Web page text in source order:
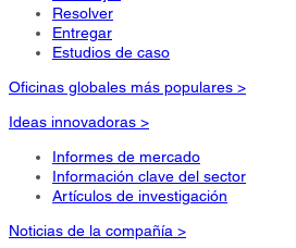
Resolver
Entregar
Estudios de caso
Oficinas globales más populares >
Ideas innovadoras >
Informes de mercado
Información clave del sector
Artículos de investigación
Noticias de la compañía >